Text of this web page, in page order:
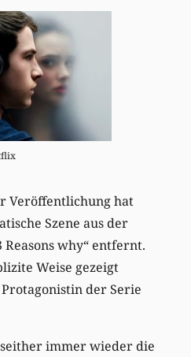
Veröffentlichung hat
Szene aus der
Reasons why“ entfernt.
Weise gezeigt
der Serie
immer wieder die